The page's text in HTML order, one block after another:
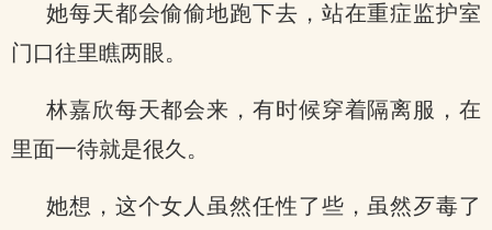
她每天都会偷偷地跑下去，站在重症监护室
门口往里瞧两眼。
林嘉欣每天都会来，有时候穿着隔离服，在
里面一待就是很久。
她想，这个女人虽然任性了些，虽然歹毒了